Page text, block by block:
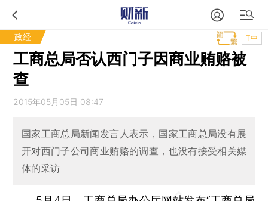
政经 T中
工商总局否认西门子因商业贿赂被
查
2015年05月05日 08:47
国家工商总局新闻发言人表示，国家工商总局没有展
开对西门子公司商业贿赂的调查，也没有接受相关媒
体的采访